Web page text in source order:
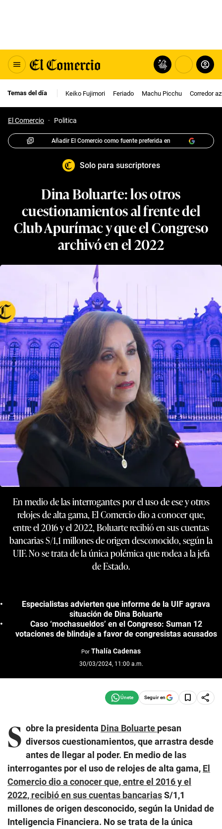
Temas del día Keiko Fujimori Feriado Machu Picchu Corredor
El Comercio · Politica
Añadir El Comercio como fuente preferida en
Solo para suscriptores
Dina Boluarte: los otros
cuestionamientos al frente del
Club Apurímac y que el Congreso
archivó en el 2022
En medio de las interrogantes por el uso de ese y otros
relojes de alta gama, El Comercio dio a conocer que,
entre el 2016 y el 2022, Boluarte recibió en sus cuentas
bancarias S/1,1 millones de origen desconocido, según la
UIF. No se trata de la única polémica que rodea a la jefa
de Estado.
Especialistas advierten que informe de la UIF agrava
situación de Dina Boluarte
Caso ‘mochasueldos’ en el Congreso: Suman 12
votaciones de blindaje a favor de congresistas acusados
Por Thalía Cadenas
30/03/2024, 11:00 a.m.
Seguir en
S obre la presidenta Dina Boluarte pesan
diversos cuestionamientos, que arrastra desde
antes de llegar al poder. En medio de las
interrogantes por el uso de relojes de alta gama, El
Comercio dio a conocer que, entre el 2016 y el
2022, recibió en sus cuentas bancariasS/1,1
millones de origen desconocido, según la Unidad de
Inteligencia Financiera. No se trata de la única